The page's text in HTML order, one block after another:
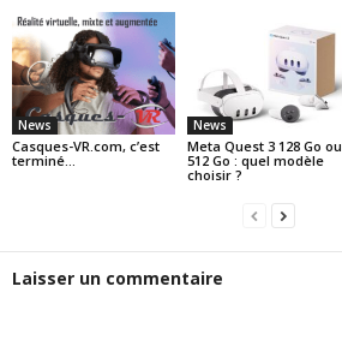
News
Casques-VR.com, c’est
terminé…
News
Meta Quest 3 128 Go ou
512 Go : quel modèle
choisir ?
Laisser un commentaire